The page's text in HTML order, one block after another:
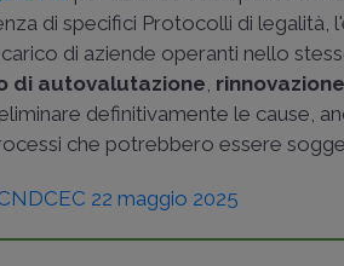
di specifici Protocolli di
di aziende operanti nello
di autovalutazione,
definitivamente le cause,
che potrebbero essere
22 maggio 2025